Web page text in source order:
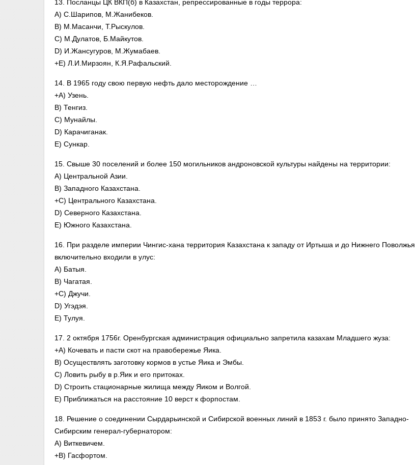
13. Посланцы ЦК ВКП(б) в Казахстан, репрессированные в годы террора:
A) С.Шарипов, М.Жанибеков.
B) М.Масанчи, Т.Рыскулов.
C) М.Дулатов, Б.Майкутов.
D) И.Жансугуров, М.Жумабаев.
+E) Л.И.Мирзоян, К.Я.Рафальский.
14. В 1965 году свою первую нефть дало месторождение …
+A) Узень.
B) Тенгиз.
C) Мунайлы.
D) Карачиганак.
E) Сункар.
15. Свыше 30 поселений и более 150 могильников андроновской культуры найдены на территории:
A) Центральной Азии.
B) Западного Казахстана.
+C) Центрального Казахстана.
D) Северного Казахстана.
E) Южного Казахстана.
16. При разделе империи Чингис-хана территория Казахстана к западу от Иртыша и до Нижнего Поволжья
включительно входили в улус:
A) Батыя.
B) Чагатая.
+C) Джучи.
D) Угэдэя.
E) Тулуя.
17. 2 октября 1756г. Оренбургская администрация официально запретила казахам Младшего жуза:
+A) Кочевать и пасти скот на правобережье Яика.
B) Осуществлять заготовку кормов в устье Яика и Эмбы.
C) Ловить рыбу в р.Яик и его притоках.
D) Строить стационарные жилища между Яиком и Волгой.
E) Приближаться на расстояние 10 верст к форпостам.
18. Решение о соединении Сырдарьинской и Сибирской военных линий в 1853 г. было принято Западно-
Сибирским генерал-губернатором:
A) Виткевичем.
+B) Гасфортом.